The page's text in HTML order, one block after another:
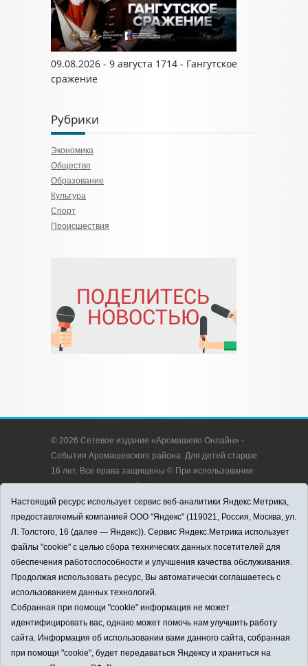
09.08.2026 - 9 августа 1714 - Гангутское
сражение
Рубрики
Экономика
Общество
Образование
Культура
Спорт
Происшествия
© 2026 Сетевое издание «Аромашево Онлайн» -
События Аромашевского района. Для детей старше
16 лет. Все права защищены © При использовании
материалов ссылка обязательна.
Адрес редакции: 627350, Россия, Тюменская
область, Аромашевский район, с. Аромашево, ул.
Кирова, д. 13.
Адрес электронной почты редакции:
strudu72@obl72.ru
Телефон редакции: 8 (34545) 2-30-58
Регистрационный номер СМИ ЭЛ № ФС 77 - 65176
выдано Федеральной службой по надзору в сфере
связи, информационных технологий и массовых
коммуникаций (Роскомнадзор) 28.03.2016 г.
Учредитель: АНО «Информационно-издательский
Настоящий ресурс использует сервис веб-аналитики Яндекс.Метрика,
предоставляемый компанией ООО "Яндекс" (119021, Россия, Москва, ул.
Л. Толстого, 16 (далее — Яндекс)). Сервис Яндекс.Метрика использует
файлы "cookie" с целью сбора технических данных посетителей для
обеспечения работоспособности и улучшения качества обслуживания.
Продолжая использовать ресурс, Вы автоматически соглашаетесь с
использованием данных технологий.
Собранная при помощи "cookie" информация не может
идентифицировать вас, однако может помочь нам улучшить работу
сайта. Информация об использовании вами данного сайта, собранная
при помощи "cookie", будет передаваться Яндексу и храниться на